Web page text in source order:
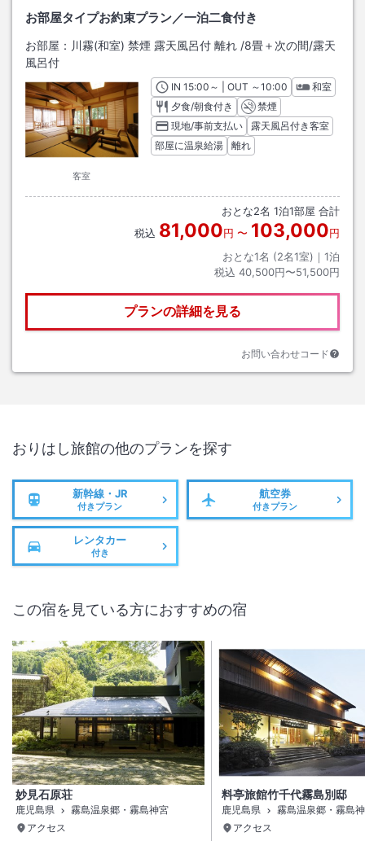
お部屋タイプお約束プラン／一泊二食付き
お部屋： 川霧(和室) 禁煙 露天風呂付 離れ /8畳＋次の間/露天
風呂付
客室
INチェックイン
15:00 ～ | OUT チェックアウト
～10:00
和室
夕食/朝食付き
禁煙
現地/事前支払い
露天風呂付き客室
部屋に温泉給湯
離れ
おとな2名 1泊1部屋 合計
税込 81,000円 〜 103,000円
おとな1名 (2名1室)｜ 1泊
税込 40,500円〜51,500円
プランの詳細を見る
お問い合わせコード
おりはし旅館の他のプランを探す
新幹線・JR
付きプラン
航空券
付きプラン
レンタカー
付き
この宿を見ている方におすすめの宿
妙見石原荘
鹿児島県
霧島温泉郷・霧島神宮
アクセス
料亭旅館竹千代霧島別邸
鹿児島県
霧島温泉郷・霧島
アクセス